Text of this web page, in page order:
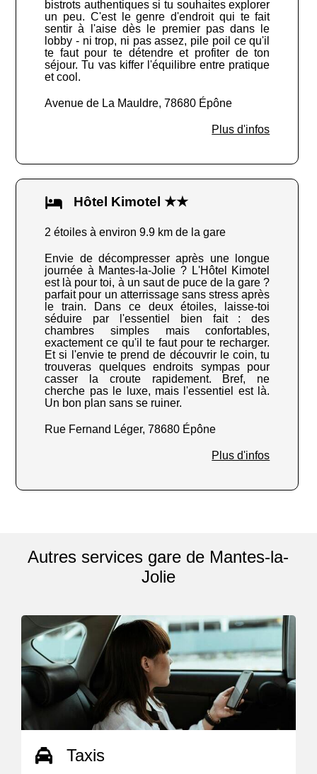
bistrots authentiques si tu souhaites explorer
un peu. C'est le genre d'endroit qui te fait
sentir à l'aise dès le premier pas dans le
lobby - ni trop, ni pas assez, pile poil ce qu'il
te faut pour te détendre et profiter de ton
séjour. Tu vas kiffer l'équilibre entre pratique
et cool.
Avenue de La Mauldre, 78680 Épône
Plus d'infos
Hôtel Kimotel ★★
2 étoiles à environ 9.9 km de la gare
Envie de décompresser après une longue
journée à Mantes-la-Jolie ? L'Hôtel Kimotel
est là pour toi, à un saut de puce de la gare ?
parfait pour un atterrissage sans stress après
le train. Dans ce deux étoiles, laisse-toi
séduire par l'essentiel bien fait : des
chambres simples mais confortables,
exactement ce qu'il te faut pour te recharger.
Et si l'envie te prend de découvrir le coin, tu
trouveras quelques endroits sympas pour
casser la croute rapidement. Bref, ne
cherche pas le luxe, mais l'essentiel est là.
Un bon plan sans se ruiner.
Rue Fernand Léger, 78680 Épône
Plus d'infos
Autres services gare de Mantes-la-
Jolie
Taxis